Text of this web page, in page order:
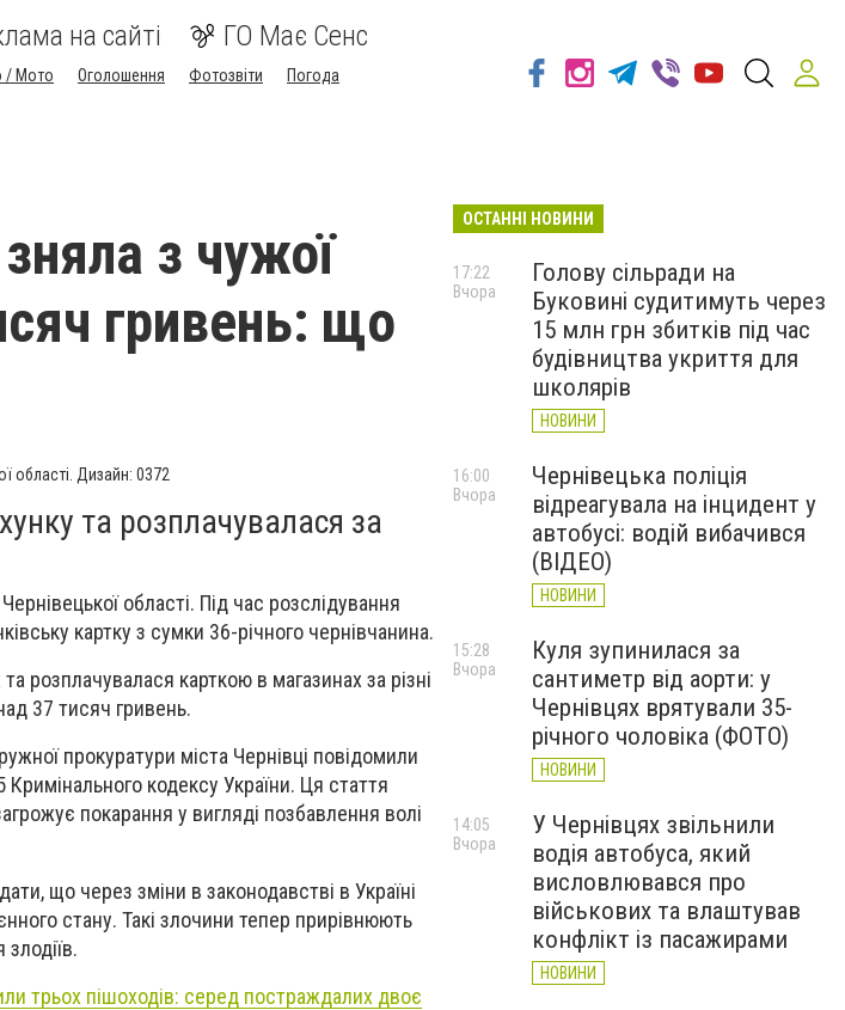
на сайті ГО Має Сенс
/ Мото Оголошення Фотозвіти
Погода
з чужої
гривень: що
області. Дизайн: 0372
та розплачувалася за
Чернівецької області. Під час розслідування
картку з сумки 36-річного чернівчанина.
розплачувалася карткою в магазинах за різні
37 тисяч гривень.
прокуратури міста Чернівці повідомили
кодексу України. Ця стаття
покарання у вигляді позбавлення волі
що через зміни в законодавстві в Україні
стану. Такі злочини тепер прирівнюють
трьох пішоходів: серед постраждалих двоє
ОСТАННІ НОВИНИ
Голову сільради на
Буковині судитимуть через
15 млн грн збитків під час
будівництва укриття для
школярів
НОВИНИ
17:22
Вчора
Чернівецька поліція
відреагувала на інцидент у
автобусі: водій вибачився
(ВІДЕО)
НОВИНИ
16:00
Вчора
Куля зупинилася за
сантиметр від аорти: у
Чернівцях врятували 35-
річного чоловіка (ФОТО)
НОВИНИ
15:28
Вчора
У Чернівцях звільнили
водія автобуса, який
висловлювався про
військових та влаштував
конфлікт із пасажирами
НОВИНИ
14:05
Вчора